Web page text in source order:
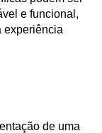
e funcional,
experiência
de uma